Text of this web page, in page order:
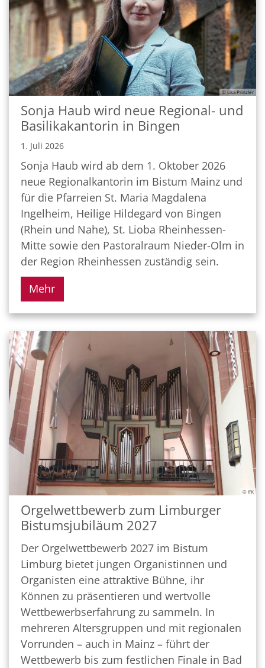
© Lisa Prinzler
Sonja Haub wird neue Regional- und
Basilikakantorin in Bingen
1. Juli 2026
Sonja Haub wird ab dem 1. Oktober 2026
neue Regionalkantorin im Bistum Mainz und
für die Pfarreien St. Maria Magdalena
Ingelheim, Heilige Hildegard von Bingen
(Rhein und Nahe), St. Lioba Rheinhessen-
Mitte sowie den Pastoralraum Nieder-Olm in
der Region Rheinhessen zuständig sein.
Mehr
© IfK
Orgelwettbewerb zum Limburger
Bistumsjubiläum 2027
Der Orgelwettbewerb 2027 im Bistum
Limburg bietet jungen Organistinnen und
Organisten eine attraktive Bühne, ihr
Können zu präsentieren und wertvolle
Wettbewerbserfahrung zu sammeln. In
mehreren Altersgruppen und mit regionalen
Vorrunden – auch in Mainz – führt der
Wettbewerb bis zum festlichen Finale in Bad